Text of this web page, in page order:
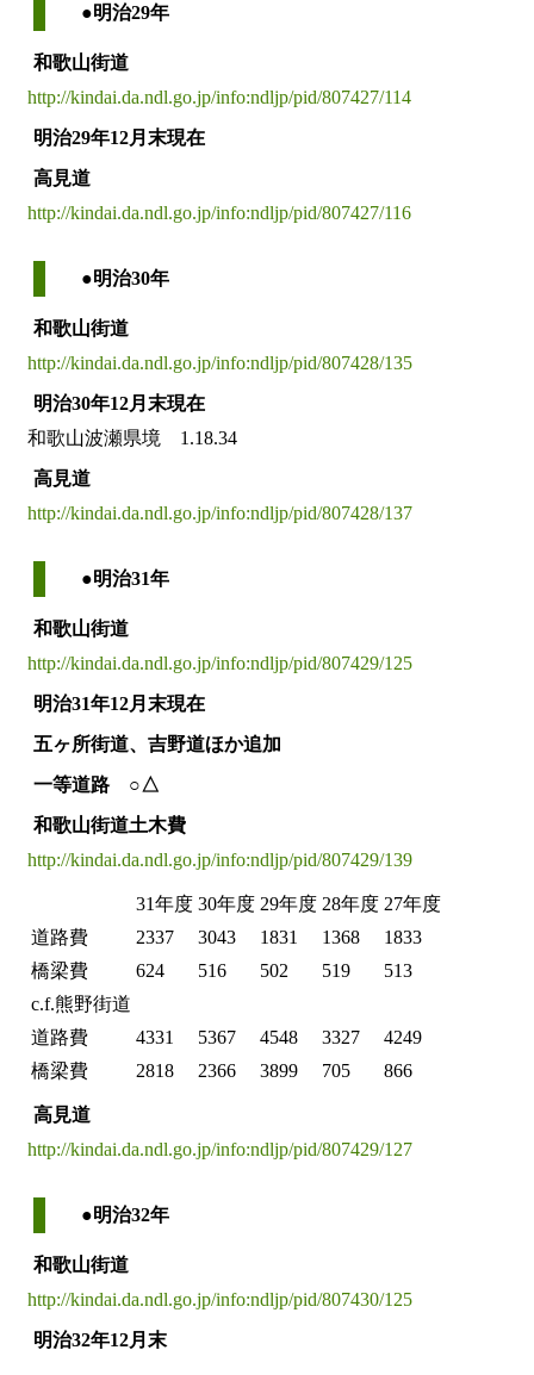
●明治29年
和歌山街道
http://kindai.da.ndl.go.jp/info:ndljp/pid/807427/114
明治29年12月末現在
高見道
http://kindai.da.ndl.go.jp/info:ndljp/pid/807427/116
●明治30年
和歌山街道
http://kindai.da.ndl.go.jp/info:ndljp/pid/807428/135
明治30年12月末現在
和歌山波瀬県境 1.18.34
高見道
http://kindai.da.ndl.go.jp/info:ndljp/pid/807428/137
●明治31年
和歌山街道
http://kindai.da.ndl.go.jp/info:ndljp/pid/807429/125
明治31年12月末現在
五ヶ所街道、吉野道ほか追加
一等道路 ○△
和歌山街道土木費
http://kindai.da.ndl.go.jp/info:ndljp/pid/807429/139
31年度 30年度 29年度 28年度 27年度
道路費
2337 3043 1831 1368
1833
橋梁費
624 516 502 519
513
c.f.熊野街道
道路費
4331 5367 4548 3327
4249
橋梁費
2818 2366 3899 705 866
高見道
http://kindai.da.ndl.go.jp/info:ndljp/pid/807429/127
●明治32年
和歌山街道
http://kindai.da.ndl.go.jp/info:ndljp/pid/807430/125
明治32年12月末